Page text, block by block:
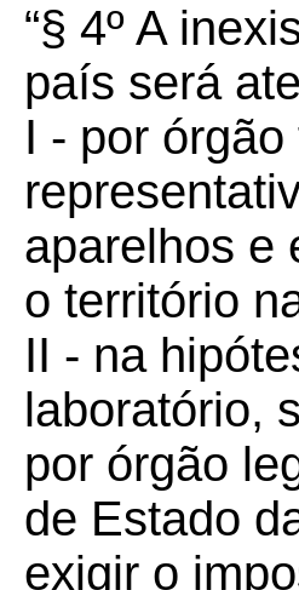
“§ 4º A
país será
I - por
aparelhos e
o território
II - na
laboratório,
por órgão
de Estado
exigir o